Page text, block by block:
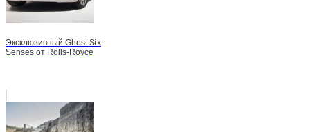
Эксклюзивный Ghost Six
Senses от Rolls-Royce